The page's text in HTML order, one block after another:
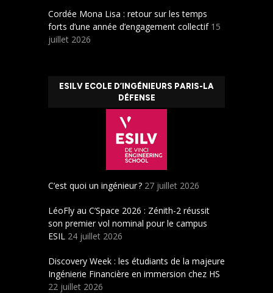
Cordée Mona Lisa : retour sur les temps
forts d’une année d’engagement collectif 15
juillet 2026
ESILV ECOLE D’INGÉNIEURS PARIS-LA
DÉFENSE
C’est quoi un ingénieur ? 27 juillet 2026
LéoFly au C’Space 2026 : Zénith-2 réussit
son premier vol nominal pour le campus
ESIL 24 juillet 2026
Discovery Week : les étudiants de la majeure
Ingénierie Financière en immersion chez HS
22 juillet 2026